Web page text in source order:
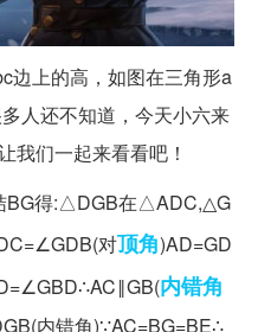
边上的高，如图在三角形a
人还不知道，今天小六来
我们一起来看看吧！
BG得:△DGB在△ADC,△G
对顶角)AD=GD
内错角
内错角)∵AC=BG=BE∴